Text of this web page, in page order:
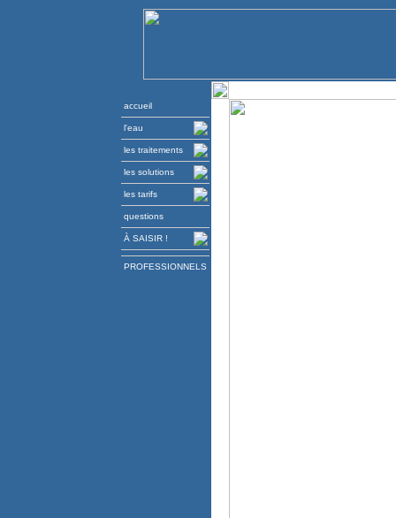
accueil
l'eau
les traitements
les solutions
les tarifs
questions
À SAISIR !
PROFESSIONNELS